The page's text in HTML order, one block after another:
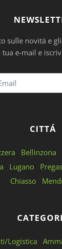
sulle novitá e
tua e-mail e
CITTÁ
Bellinzona
Lugano
Chiasso
Logistica